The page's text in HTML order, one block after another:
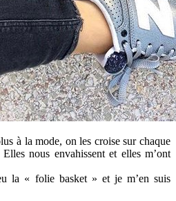
à la mode, on les croise sur chaque
nous envahissent et elles m’ont
la « folie basket » et je m’en suis